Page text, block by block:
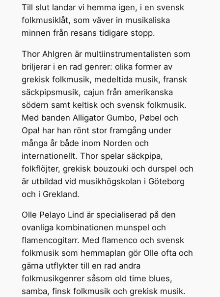
Till slut landar vi hemma igen, i en svensk
folkmusiklåt, som väver in musikaliska
minnen från resans tidigare stopp.
Thor Ahlgren är multiinstrumentalisten som
briljerar i en rad genrer: olika former av
grekisk folkmusik, medeltida musik, fransk
säckpipsmusik, cajun från amerikanska
södern samt keltisk och svensk folkmusik.
Med banden Alligator Gumbo, Pøbel och
Opa! har han rönt stor framgång under
många år både inom Norden och
internationellt. Thor spelar säckpipa,
folkflöjter, grekisk bouzouki och durspel och
är utbildad vid musikhögskolan i Göteborg
och i Grekland.
Olle Pelayo Lind är specialiserad på den
ovanliga kombinationen munspel och
flamencogitarr. Med flamenco och svensk
folkmusik som hemmaplan gör Olle ofta och
gärna utflykter till en rad andra
folkmusikgenrer såsom old time blues,
samba, finsk folkmusik och grekisk musik.